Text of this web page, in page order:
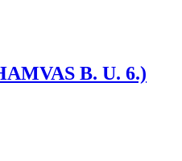
B. U. 6.)